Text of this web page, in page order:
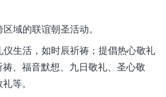
域的联谊朝圣活动。
生活，如时辰祈祷；提倡热心敬礼
、福音默想、九日敬礼、圣心敬
等。